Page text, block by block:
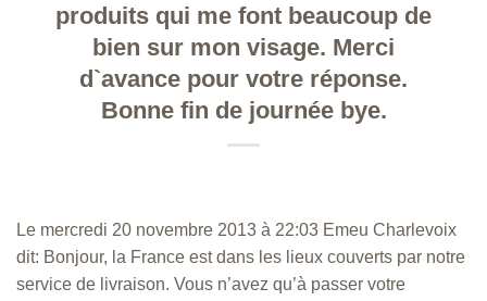
produits qui me font beaucoup de
bien sur mon visage. Merci
d`avance pour votre réponse.
Bonne fin de journée bye.
Le mercredi 20 novembre 2013 à 22:03 Emeu Charlevoix
dit: Bonjour, la France est dans les lieux couverts par notre
service de livraison. Vous n’avez qu’à passer votre